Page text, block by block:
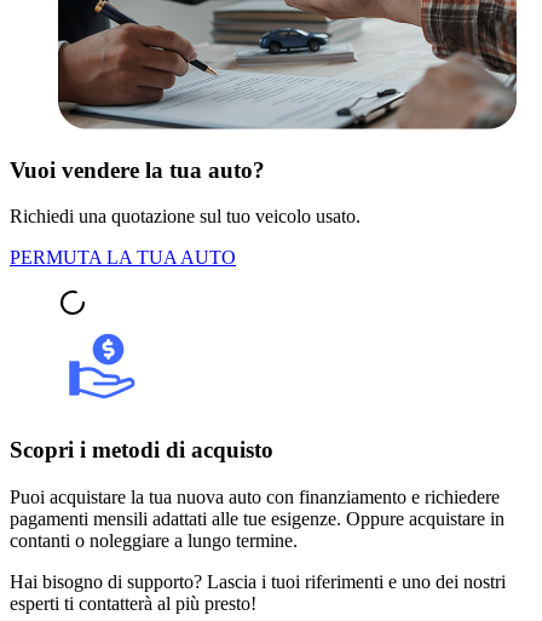
Vuoi vendere la tua auto?
Richiedi una quotazione sul tuo veicolo usato.
PERMUTA LA TUA AUTO
Scopri i metodi di acquisto
Puoi acquistare la tua nuova auto con finanziamento e richiedere
pagamenti mensili adattati alle tue esigenze. Oppure acquistare in
contanti o noleggiare a lungo termine.
Hai bisogno di supporto? Lascia i tuoi riferimenti e uno dei nostri
esperti ti contatterà al più presto!